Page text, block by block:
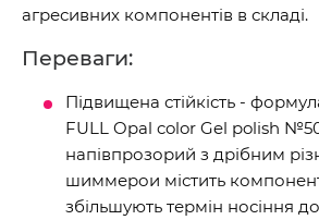
агресивних компонентів в складі.
Переваги:
Підвищена стійкість -
FULL Opal color Gel polish
напівпрозорий з дрібним
шиммерои містить
збільшують термін носіння